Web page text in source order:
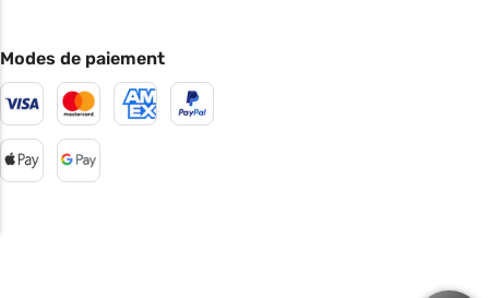
Modes de paiement